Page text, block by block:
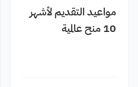
مواعيد التقديم لأشهر
10 منح عالمية